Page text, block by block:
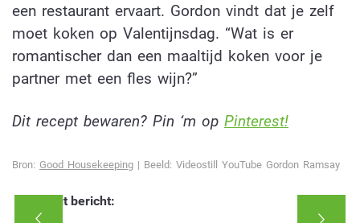
een restaurant ervaart. Gordon vindt dat je zelf
moet koken op Valentijnsdag. “Wat is er
romantischer dan een maaltijd koken voor je
partner met een fles wijn?”
Dit recept bewaren? Pin ‘m op Pinterest!
Bron: Good Housekeeping | Beeld: Videostill YouTube Gordon Ramsay
Deel dit bericht: